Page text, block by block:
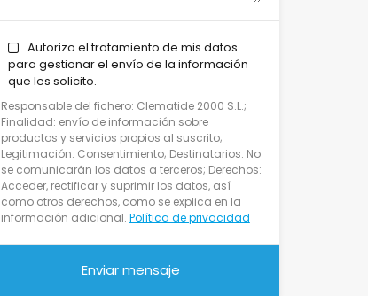
Autorizo el tratamiento de mis datos
para gestionar el envío de la información
que les solicito.
Responsable del fichero: Clematide 2000 S.L.;
Finalidad: envío de información sobre
productos y servicios propios al suscrito;
Legitimación: Consentimiento; Destinatarios: No
se comunicarán los datos a terceros; Derechos:
Acceder, rectificar y suprimir los datos, así
como otros derechos, como se explica en la
información adicional. Política de privacidad